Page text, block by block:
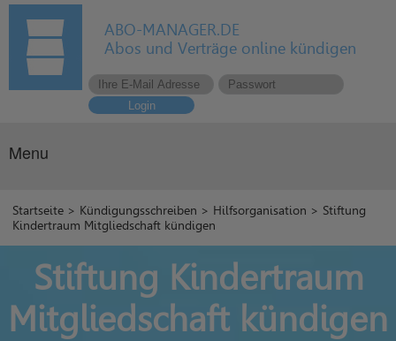
ABO-MANAGER.DE
Abos und Verträge online kündigen
Login
Menu
Startseite > Kündigungsschreiben > Hilfsorganisation > Stiftung
Kindertraum Mitgliedschaft kündigen
Stiftung Kindertraum
Mitgliedschaft kündigen